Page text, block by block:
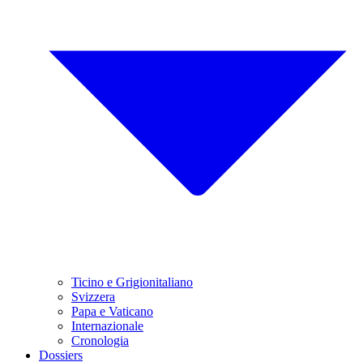
Ticino e Grigionitaliano
Svizzera
Papa e Vaticano
Internazionale
Cronologia
Dossiers